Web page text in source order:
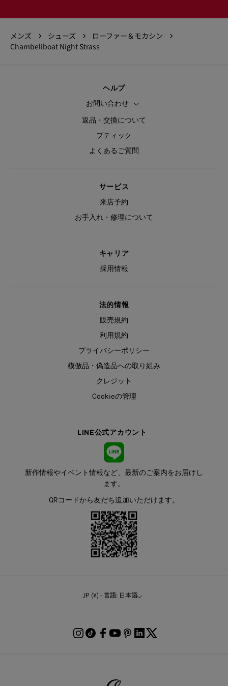
メンズ シューズ
ローファー＆モカシン
Chambeliboat Night Strass
ヘルプ
お問い合わせ
返品・交換について
ブティック
よくあるご質問
サービス
来店予約
お手入れ・修理について
キャリア
採用情報
法的情報
販売規約
利用規約
プライバシーポリシー
模倣品・偽造品への取り組み
クレジット
Cookieの管理
LINE公式アカウント
新作情報やイベント情報など、最新のご案内をお届けし
ます。
QRコードから友だち追加いただけます。
JP (¥) - 言語: 日本語